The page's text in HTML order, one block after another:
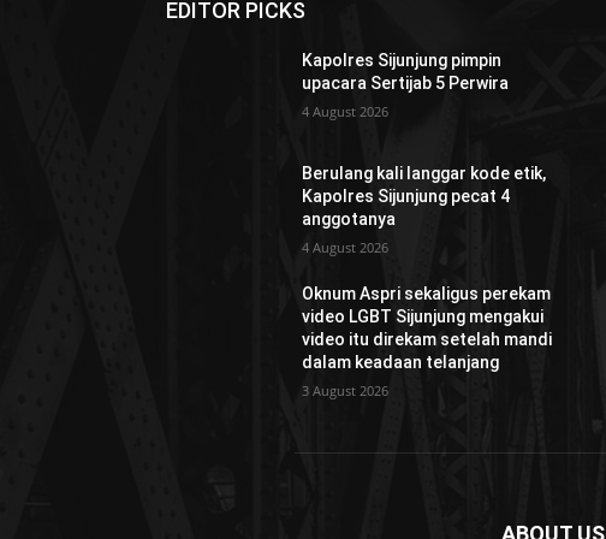
EDITOR PICKS
Kapolres Sijunjung pimpin
upacara Sertijab 5 Perwira
4 August 2026
Berulang kali langgar kode etik,
Kapolres Sijunjung pecat 4
anggotanya
4 August 2026
Oknum Aspri sekaligus perekam
video LGBT Sijunjung mengakui
video itu direkam setelah mandi
dalam keadaan telanjang
3 August 2026
ABOUT US